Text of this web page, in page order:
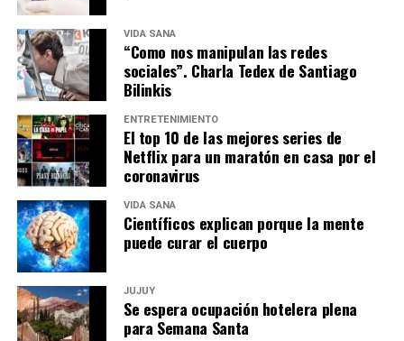
VIDA SANA
“Como nos manipulan las redes
sociales”. Charla Tedex de Santiago
Bilinkis
ENTRETENIMIENTO
El top 10 de las mejores series de
Netflix para un maratón en casa por el
coronavirus
VIDA SANA
Científicos explican porque la mente
puede curar el cuerpo
JUJUY
Se espera ocupación hotelera plena
para Semana Santa